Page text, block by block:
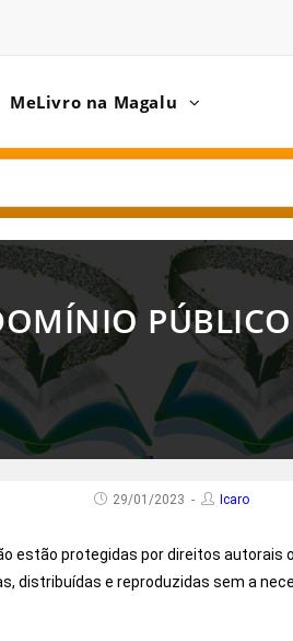
MeLivro na Magalu
PÚBLICO
29/01/2023 Icaro
estão protegidas por direitos
distribuídas e reproduzidas sem a